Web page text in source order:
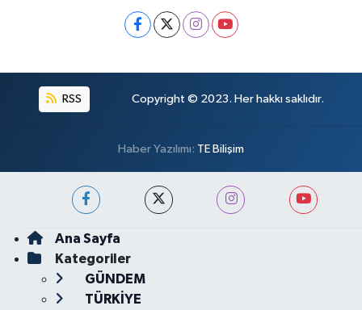
RSS Copyright © 2023. Her hakkı saklıdır.
Haber Yazılımı: TE Bilişim
Ana Sayfa
Kategoriler
GÜNDEM
TÜRKİYE